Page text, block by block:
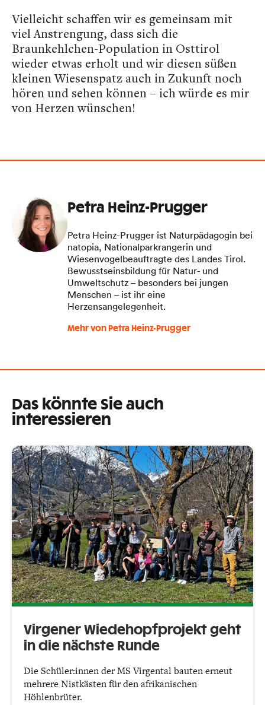
Vielleicht schaffen wir es gemeinsam mit
viel Anstrengung, dass sich die
Braunkehlchen-Population in Osttirol
wieder etwas erholt und wir diesen süßen
kleinen Wiesenspatz auch in Zukunft noch
hören und sehen können – ich würde es mir
von Herzen wünschen!
Petra Heinz-Prugger
Petra Heinz-Prugger ist Naturpädagogin bei
natopia, Nationalparkrangerin und
Wiesenvogelbeauftragte des Landes Tirol.
Bewusstseinsbildung für Natur- und
Umweltschutz – besonders bei jungen
Menschen – ist ihr eine
Herzensangelegenheit.
Mehr von Petra Heinz-Prugger
Das könnte Sie auch
interessieren
Virgener Wiedehopfprojekt geht
in die nächste Runde
Die Schüler:innen der MS Virgental bauten erneut
mehrere Nistkästen für den afrikanischen
Höhlenbrüter.